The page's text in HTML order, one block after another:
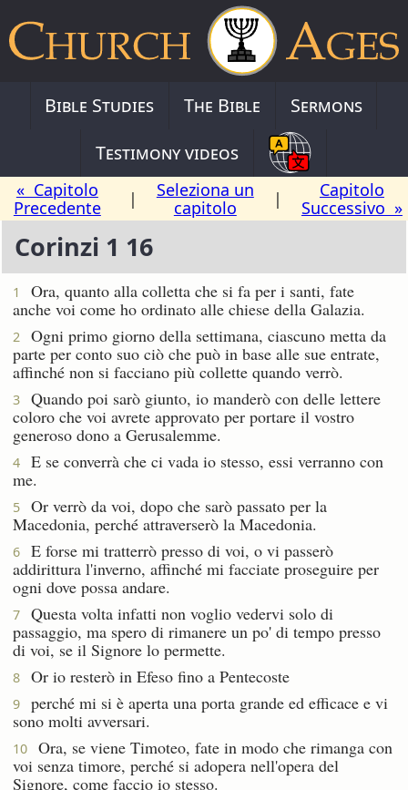
Bible Studies The Bible
Sermons
Testimony videos
« Capitolo
Precedente
|
Seleziona un
capitolo
|
Capitolo
Successivo »
Corinzi 1 16
1
Ora, quanto alla colletta che si fa per i santi, fate
anche voi come ho ordinato alle chiese della Galazia.
2
Ogni primo giorno della settimana, ciascuno metta da
parte per conto suo ciò che può in base alle sue entrate,
affinché non si facciano più collette quando verrò.
3
Quando poi sarò giunto, io manderò con delle lettere
coloro che voi avrete approvato per portare il vostro
generoso dono a Gerusalemme.
4
E se converrà che ci vada io stesso, essi verranno con
me.
5
Or verrò da voi, dopo che sarò passato per la
Macedonia, perché attraverserò la Macedonia.
6
E forse mi tratterrò presso di voi, o vi passerò
addirittura l'inverno, affinché mi facciate proseguire per
ogni dove possa andare.
7
Questa volta infatti non voglio vedervi solo di
passaggio, ma spero di rimanere un po' di tempo presso
di voi, se il Signore lo permette.
8 Or io resterò in Efeso fino a Pentecoste
9
perché mi si è aperta una porta grande ed efficace e vi
sono molti avversari.
10
Ora, se viene Timoteo, fate in modo che rimanga con
voi senza timore, perché si adopera nell'opera del
Signore, come faccio io stesso.